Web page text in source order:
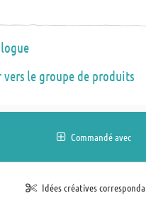
vers le groupe de produits
Commandé avec
Idées créatives